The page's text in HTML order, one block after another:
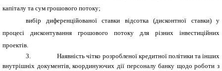
капіталу та сум грошового потоку;
вибір диференційованої ставки відсотка (дисконтної ставки) у
процесі дисконтування грошового потоку для різних інвестиційних
проектів.
3.
Наявність чітко розробленої кредитної політики та інших
внутрішніх документів, координуючих дії персоналу банку щодо роботи з